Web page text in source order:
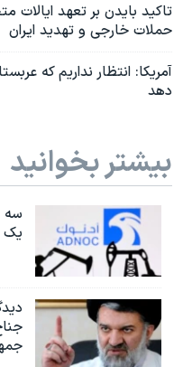
تاکید بایدن بر تعهد ایالات
حملات خارجی و تهدید ایران
آمریکا: انتظار نداریم که
دهد
بیشتر بخوانید
سه
یک